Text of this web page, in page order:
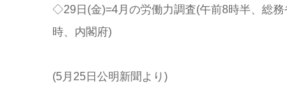
◇29日(金)=4月の労働力調査(午前8時半、総
時、内閣府)
(5月25日公明新聞より)